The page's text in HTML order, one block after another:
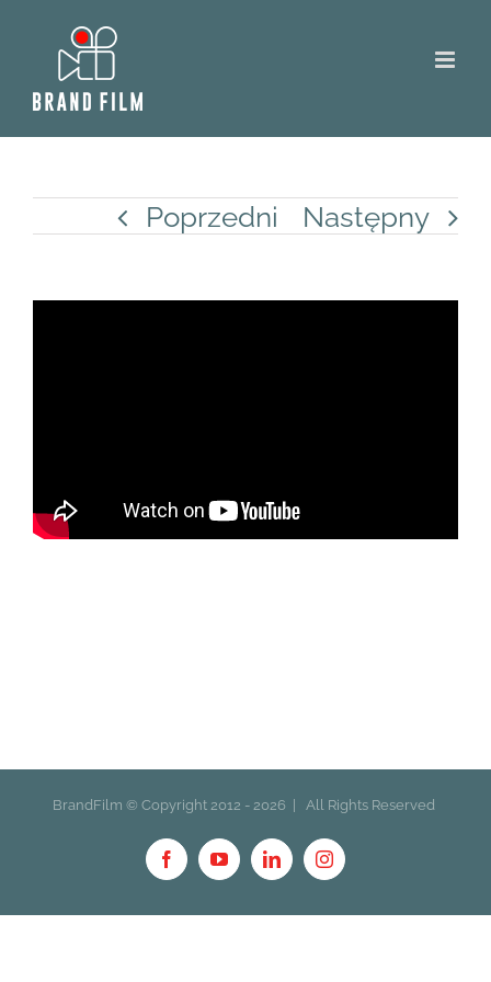
content
Poprzedni Następny
BrandFilm © Copyright 2012 - 2026 | All Rights Reserved
FacebookYouTubeLinkedInInstagram